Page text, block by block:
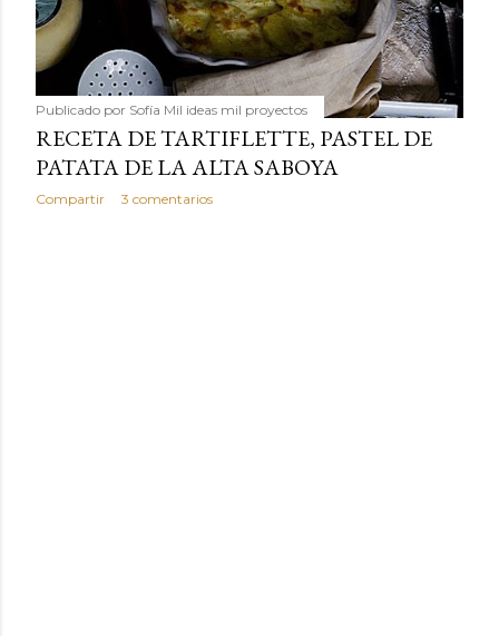
dorado, cargado de proteína y 100% natural. Es el
sustituto perfecto a los frutos se...
Publicado por Sofía Mil ideas mil proyectos
RECETA DE TARTIFLETTE, PASTEL DE
PATATA DE LA ALTA SABOYA
Compartir 3 comentarios